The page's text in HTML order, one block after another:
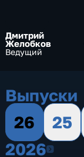
Дмитрий
Желобков
Ведущий
Выпуски
26
25
20262026